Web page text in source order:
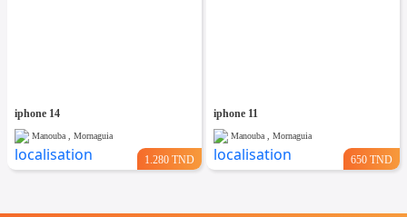
iphone 14
Manouba , Mornaguia
1.280 TND
iphone 11
Manouba , Mornaguia
650 TND